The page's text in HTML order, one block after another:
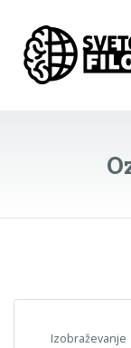
Izobraževanje